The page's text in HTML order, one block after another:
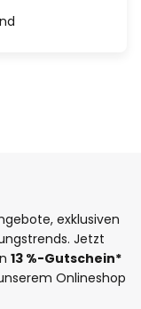
exklusiven
Jetzt
13 %-Gutschein*
Onlineshop